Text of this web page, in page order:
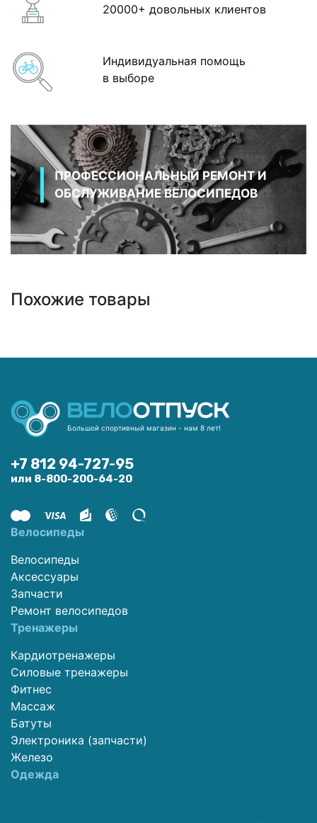
20000+ довольных клиентов
Индивидуальная помощь
в выборе
ПРОФЕССИОНАЛЬНЫЙ РЕМОНТ И
ОБСЛУЖИВАНИЕ ВЕЛОСИПЕДОВ
Похожие товары
Большой спортивный магазин - нам 8 лет!
+7 812 94-727-95
или 8-800-200-64-20
Велосипеды
Велосипеды
Аксессуары
Запчасти
Ремонт велосипедов
Тренажеры
Кардиотренажеры
Силовые тренажеры
Фитнес
Массаж
Батуты
Электроника (запчасти)
Железо
Одежда